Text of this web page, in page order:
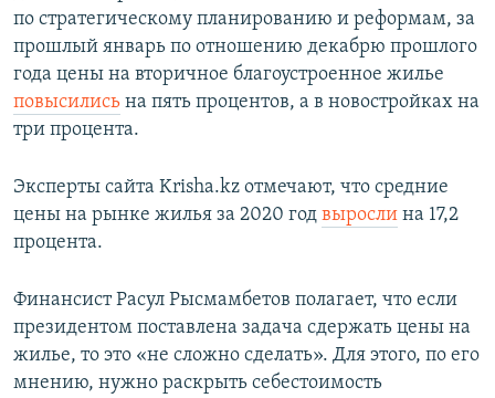
по стратегическому планированию и реформам, за
прошлый январь по отношению декабрю прошлого
года цены на вторичное благоустроенное жилье
повысились на пять процентов, а в новостройках на
три процента.
Эксперты сайта Krisha.kz отмечают, что средние
цены на рынке жилья за 2020 год выросли на 17,2
процента.
Финансист Расул Рысмамбетов полагает, что если
президентом поставлена задача сдержать цены на
жилье, то это «не сложно сделать». Для этого, по его
мнению, нужно раскрыть себестоимость